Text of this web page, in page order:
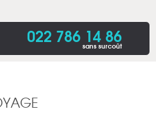
022 786 14 86
sans surcoût